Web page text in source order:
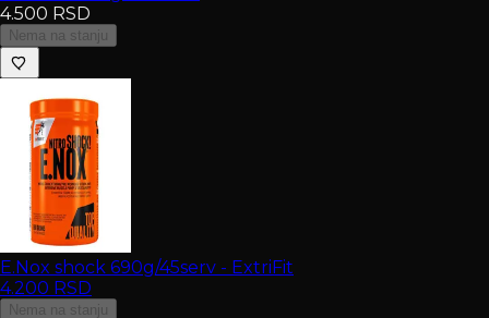
4.500 RSD
Nema na stanju
E.Nox shock 690g/45serv - ExtriFit
4.200 RSD
Nema na stanju